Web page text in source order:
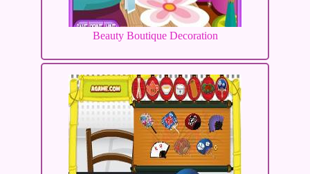
Beauty Boutique Decoration